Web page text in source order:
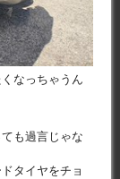
なっちゃうん
も過言じゃな
タイヤをチョ